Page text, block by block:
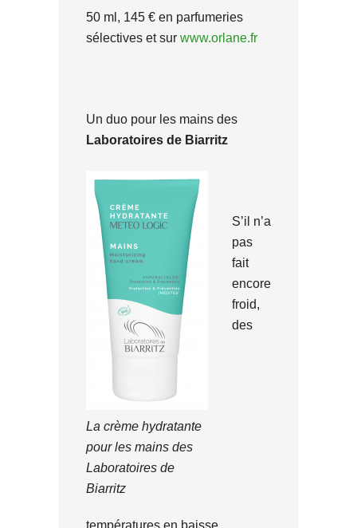
50 ml, 145 € en parfumeries
sélectives et sur www.orlane.fr
Un duo pour les mains des
Laboratoires de Biarritz
La crème hydratante
pour les mains des
Laboratoires de
Biarritz
S’il n’a
pas
fait
encore
froid,
des